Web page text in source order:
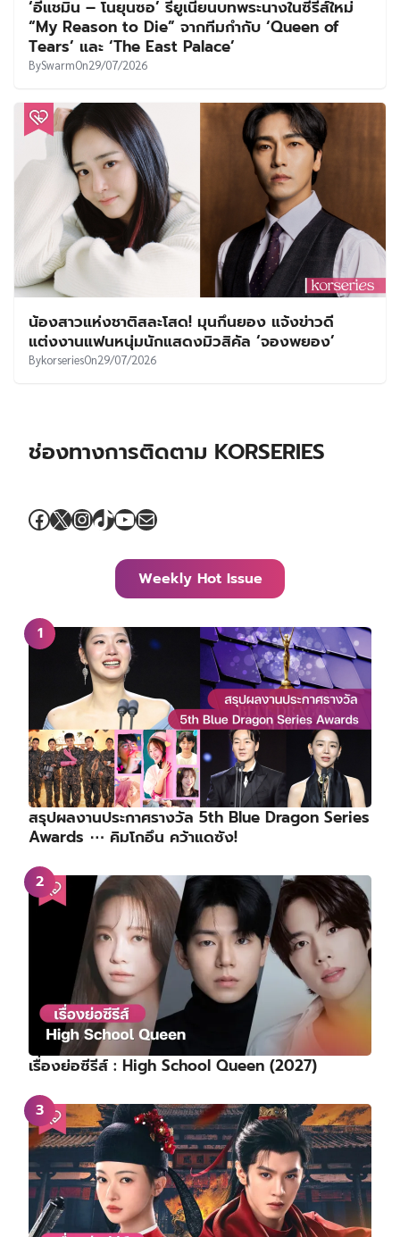
‘อีแชมิน – โนยุนซอ’ รียูเนียนบทพระนางในซีรีส์ใหม่
“My Reason to Die” จากทีมกำกับ ‘Queen of
Tears’ และ ‘The East Palace’
BySwarmOn29/07/2026
น้องสาวแห่งชาติสละโสด! มุนกึนยอง แจ้งข่าวดี
แต่งงานแฟนหนุ่มนักแสดงมิวสิคัล ‘จองพยอง’
BykorseriesOn29/07/2026
ช่องทางการติดตาม KORSERIES
Facebook
X Instagram
TikTok
YouTube
Mail
Weekly Hot Issue
สรุปผลงานประกาศรางวัล 5th Blue Dragon Series
Awards ⋯ คิมโกอึน คว้าแดซัง!
เรื่องย่อซีรีส์ : High School Queen (2027)